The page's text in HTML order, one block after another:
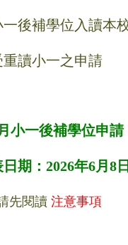
後補學位入讀本
讀小一之申請
小一後補學位申請
期：2026年6月8
先閱讀 注意事項